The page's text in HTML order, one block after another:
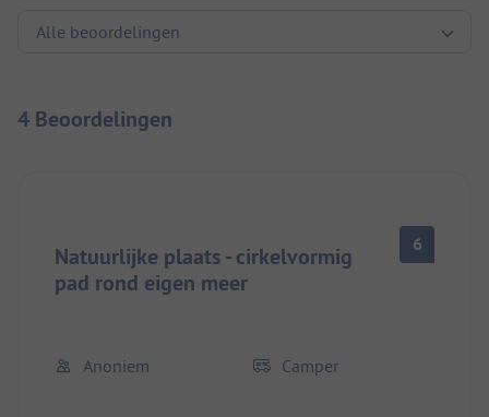
4 Beoordelingen
Natuurlijke plaats - cirkelvormig
pad rond eigen meer
6
Anoniem Camper